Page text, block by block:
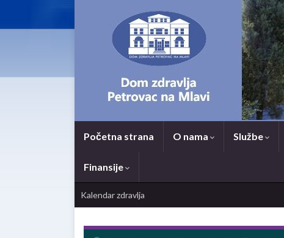
Početna strana O nama Službe
Finansije
Kalendar zdravlja